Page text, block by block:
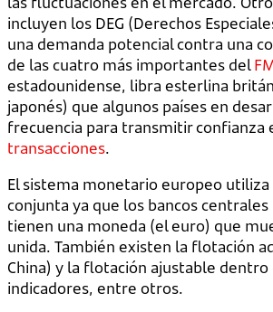
incluyen los DEG (Derechos
una demanda potencial contra una
de las cuatro más importantes del
estadounidense, libra esterlina
japonés) que algunos países en
frecuencia para transmitir confianza
transacciones.
El sistema monetario europeo
conjunta ya que los bancos
tienen una moneda (el euro) que
unida. También existen la flotación
China) y la flotación ajustable dentro
indicadores, entre otros.